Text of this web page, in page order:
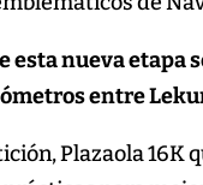
esta nueva etapa
entre
Plazaola